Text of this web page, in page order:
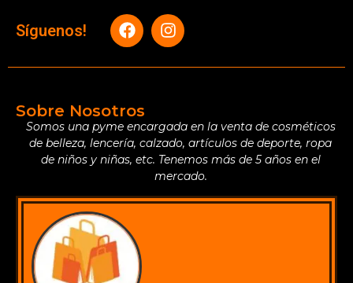
Síguenos!
Sobre Nosotros
Somos una pyme encargada en la venta de cosméticos
de belleza, lencería, calzado, artículos de deporte, ropa
de niños y niñas, etc. Tenemos más de 5 años en el
mercado.